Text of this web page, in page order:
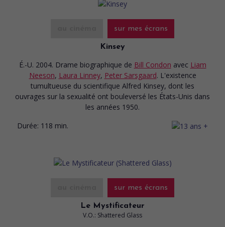
sur mes écrans
Kinsey
É.-U. 2004. Drame biographique de Bill Condon avec Liam
Neeson, Laura Linney, Peter Sarsgaard. L'existence
tumultueuse du scientifique Alfred Kinsey, dont les
ouvrages sur la sexualité ont bouleversé les États-Unis dans
les années 1950.
Durée: 118 min.
sur mes écrans
Le Mystificateur
V.O.: Shattered Glass